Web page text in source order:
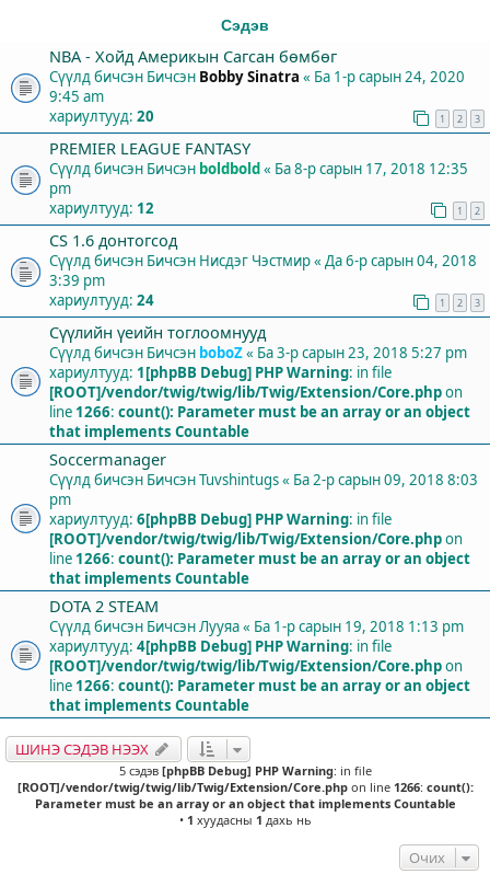
Сэдэв
NBA - Хойд Америкын Сагсан бөмбөг
Сүүлд бичсэн Бичсэн Bobby Sinatra « Ба 1-р сарын 24, 2020
9:45 am
хариултууд: 20 1 2 3
PREMIER LEAGUE FANTASY
Сүүлд бичсэн Бичсэн boldbold« Ба 8-р сарын 17, 2018 12:35
pm
хариултууд: 12 1 2
СS 1.6 донтогсод
Сүүлд бичсэн Бичсэн Нисдэг Чэстмир« Да 6-р сарын 04, 2018
3:39 pm
хариултууд: 24 1 2 3
Сүүлийн үеийн тоглоомнууд
Сүүлд бичсэн Бичсэн boboZ« Ба 3-р сарын 23, 2018 5:27 pm
хариултууд: 1[phpBB Debug] PHP Warning: in file
[ROOT]/vendor/twig/twig/lib/Twig/Extension/Core.phpon
line 1266: count(): Parameter must be an array or an object
that implements Countable
Soccermanager
Сүүлд бичсэн БичсэнTuvshintugs« Ба 2-р сарын 09, 2018 8:03
pm
хариултууд: 6[phpBB Debug] PHP Warning: in file
[ROOT]/vendor/twig/twig/lib/Twig/Extension/Core.phpon
line 1266: count(): Parameter must be an array or an object
that implements Countable
DOTA 2 STEAM
Сүүлд бичсэн БичсэнЛууяа« Ба 1-р сарын 19, 2018 1:13 pm
хариултууд: 4[phpBB Debug] PHP Warning: in file
[ROOT]/vendor/twig/twig/lib/Twig/Extension/Core.phpon
line 1266: count(): Parameter must be an array or an object
that implements Countable
ШИНЭ СЭДЭВ НЭЭХ
5 сэдэв [phpBB Debug] PHP Warning: in file
[ROOT]/vendor/twig/twig/lib/Twig/Extension/Core.phpon line 1266: count():
Parameter must be an array or an object that implements Countable
• 1 хуудасны 1 дахь нь
Очих